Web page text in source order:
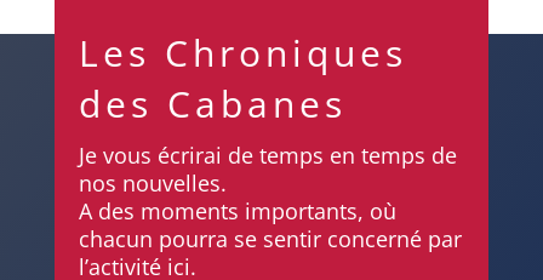
Les Chroniques
des Cabanes
Je vous écrirai de temps en temps de
nos nouvelles.
A des moments importants, où
chacun pourra se sentir concerné par
l’activité ici.